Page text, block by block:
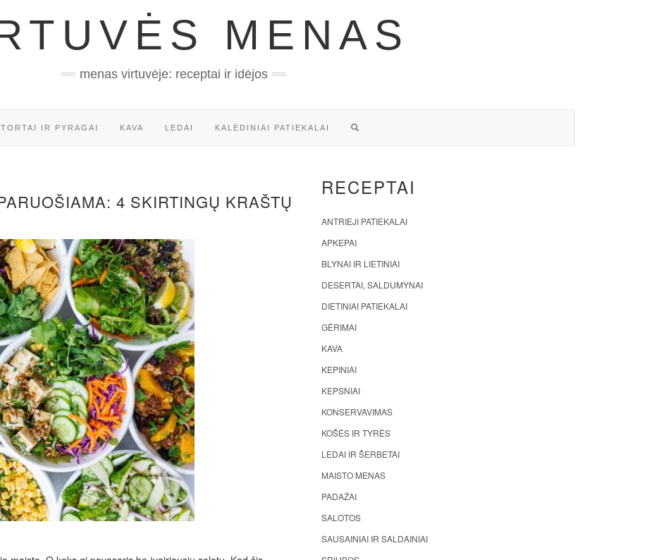
MENAS
menas virtuvėje: receptai ir idėjos
TORTAI IR PYRAGAI KAVA LEDAI KALĖDINIAI PATIEKALAI
4 SKIRTINGŲ KRAŠTŲ
RECEPTAI
ANTRIEJI PATIEKALAI
APKEPAI
BLYNAI IR LIETINIAI
DESERTAI, SALDUMYNAI
DIETINIAI PATIEKALAI
GĖRIMAI
KAVA
KEPINIAI
KEPSNIAI
KONSERVAVIMAS
KOŠĖS IR TYRĖS
LEDAI IR ŠERBETAI
MAISTO MENAS
PADAŽAI
SALOTOS
SAUSAINIAI IR SALDAINIAI